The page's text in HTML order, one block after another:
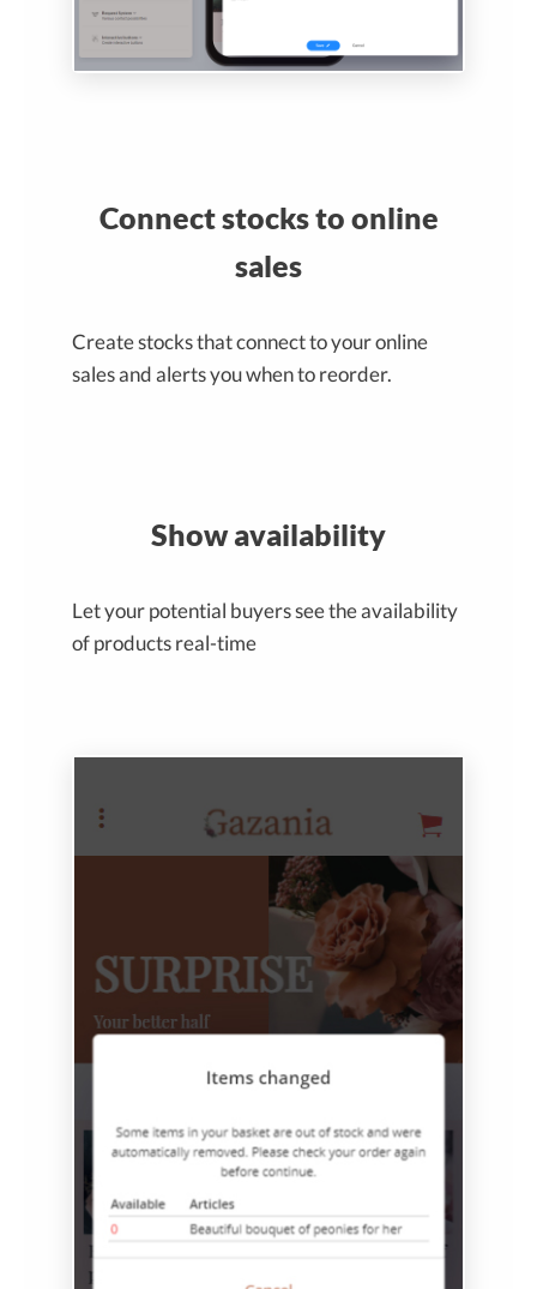
Connect stocks to online
sales
Create stocks that connect to your online
sales and alerts you when to reorder.
Show availability
Let your potential buyers see the availability
of products real-time